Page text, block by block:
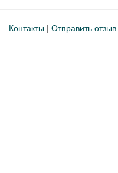
Контакты | Отправить отзыв